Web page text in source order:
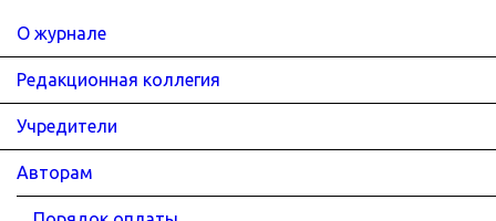
О журнале
Редакционная коллегия
Учредители
Авторам